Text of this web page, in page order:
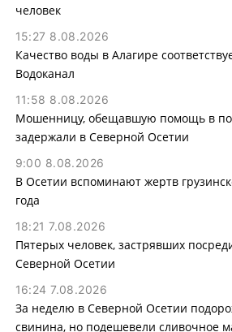
человек
15:27 8.08.2026
Качество воды в Алагире
Водоканал
11:58 8.08.2026
Мошенницу, обещавшую помощь в
задержали в Северной Осетии
9:00 8.08.2026
В Осетии вспоминают жертв
года
18:21 7.08.2026
Пятерых человек, застрявших
Северной Осетии
16:24 7.08.2026
За неделю в Северной Осетии
свинина, но подешевели сливочное